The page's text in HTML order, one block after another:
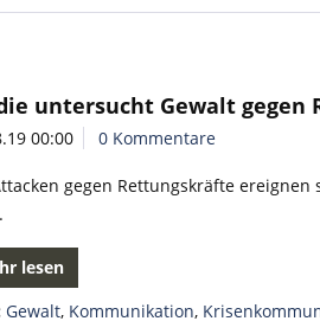
untersucht Gewalt gegen
00:00 0 Kommentare
gegen Rettungskräfte
lesen
Gewalt, Kommunikation,